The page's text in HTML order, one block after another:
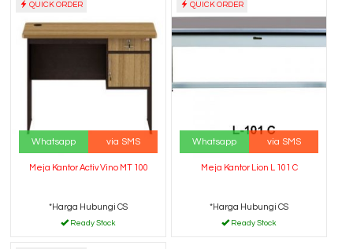
QUICK ORDER
Whatsapp via SMS
Meja Kantor Activ Vino MT 100
*Harga Hubungi CS
Ready Stock
QUICK ORDER
Whatsapp via SMS
Meja Kantor Lion L 101 C
*Harga Hubungi CS
Ready Stock